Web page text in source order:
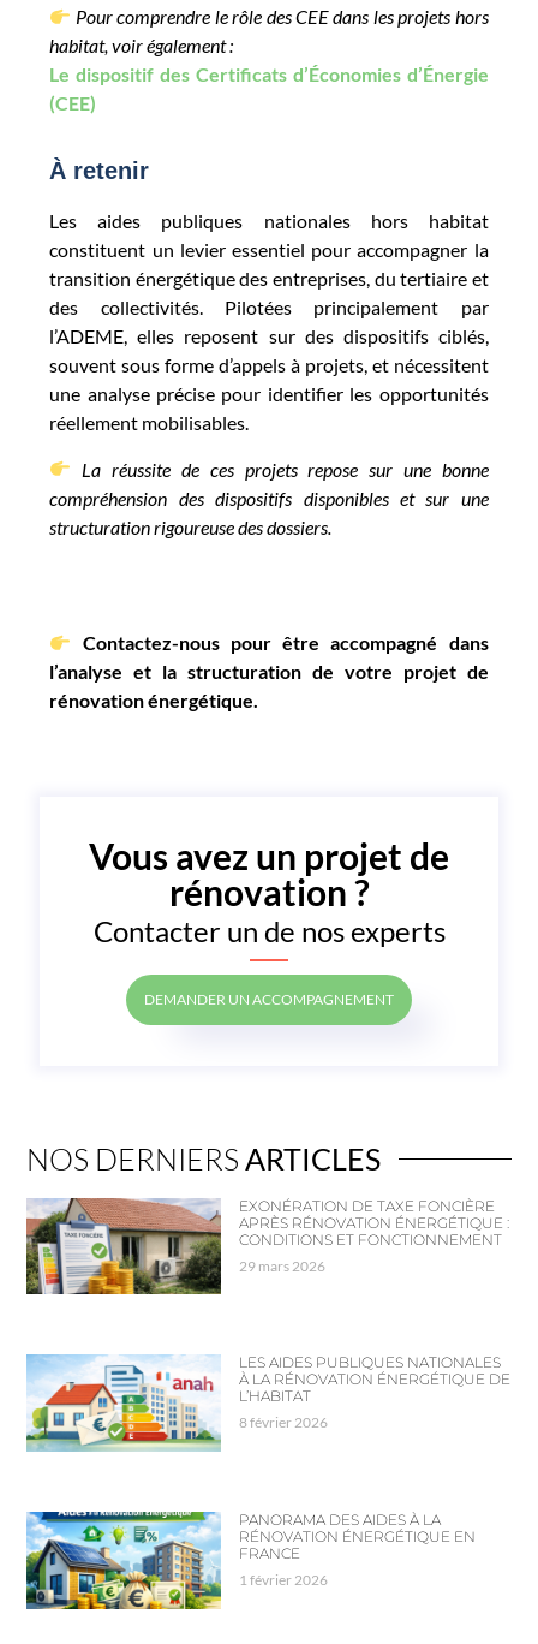
Pour comprendre le rôle des CEE dans les projets hors
habitat, voir également :
Le dispositif des Certificats d’Économies d’Énergie
(CEE)
À retenir
Les aides publiques nationales hors habitat
constituent un levier essentiel pour accompagner la
transition énergétique des entreprises, du tertiaire et
des collectivités. Pilotées principalement par
l’ADEME, elles reposent sur des dispositifs ciblés,
souvent sous forme d’appels à projets, et nécessitent
une analyse précise pour identifier les opportunités
réellement mobilisables.
La réussite de ces projets repose sur une bonne
compréhension des dispositifs disponibles et sur une
structuration rigoureuse des dossiers.
Contactez-nous pour être accompagné dans
l’analyse et la structuration de votre projet de
rénovation énergétique.
Vous avez un projet de
rénovation ?
Contacter un de nos experts
DEMANDER UN ACCOMPAGNEMENT
NOS DERNIERSARTICLES
EXONÉRATION DE TAXE FONCIÈRE
APRÈS RÉNOVATION ÉNERGÉTIQUE :
CONDITIONS ET FONCTIONNEMENT
29 mars 2026
LES AIDES PUBLIQUES NATIONALES
À LA RÉNOVATION ÉNERGÉTIQUE DE
L’HABITAT
8 février 2026
PANORAMA DES AIDES À LA
RÉNOVATION ÉNERGÉTIQUE EN
FRANCE
1 février 2026